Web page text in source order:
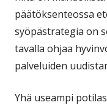
päätöksenteossa
syöpästrategia on
tavalla ohjaa
palveluiden
Yhä useampi